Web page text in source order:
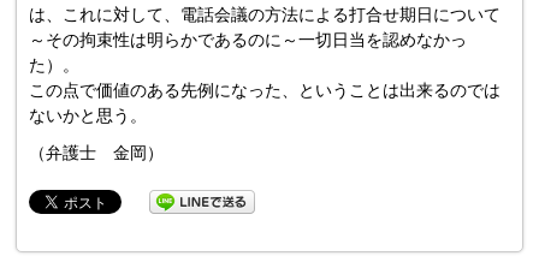
は、これに対して、電話会議の方法による打合せ期日について
～その拘束性は明らかであるのに～一切日当を認めなかっ
た）。
この点で価値のある先例になった、ということは出来るのでは
ないかと思う。
（弁護士 金岡）